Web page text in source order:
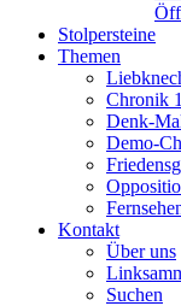
Stolpersteine
Themen
Chronik
Denk-
Demo-
Kontakt
Über uns
Suchen